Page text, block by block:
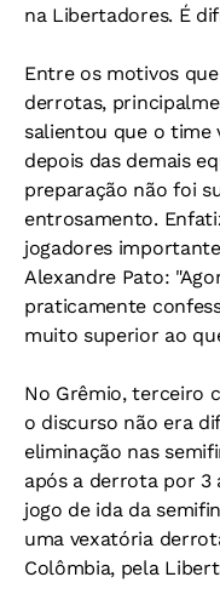
na Libertadores. É
Entre os motivos
derrotas,
salientou que o time
depois das demais
preparação não foi
entrosamento.
jogadores
Alexandre Pato:
praticamente
muito superior ao
No Grêmio, terceiro
o discurso não era
eliminação nas
após a derrota por 3
jogo de ida da
uma vexatória
Colômbia, pela